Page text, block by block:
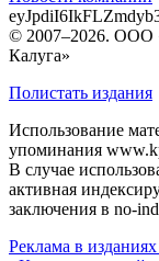
© 2007–2026. ООО
Калуга»
Полистать издания
Использование
упоминания
В случае
активная
заключения в no-
Реклама в